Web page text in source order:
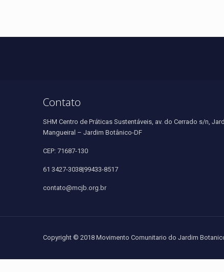
Contato
SHM Centro de Práticas Sustentáveis, av. do Cerrado s/n,
Mangueiral – Jardim Botânico-DF
CEP: 71687-130
61 3427-3038|99433-8517
contato@mcjb.org.br
Copyright © 2018 Movimento Comunitario do Jardim